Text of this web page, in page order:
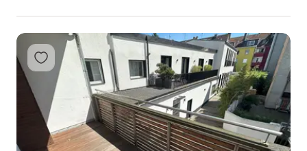
Přidat do oblíbených